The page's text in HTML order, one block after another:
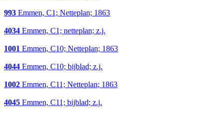
993 Emmen, C1; Netteplan; 1863
4034 Emmen, C1; netteplan; z.j.
1001 Emmen, C10; Netteplan; 1863
4044 Emmen, C10; bijblad; z.j.
1002 Emmen, C11; Netteplan; 1863
4045 Emmen, C11; bijblad; z.j.